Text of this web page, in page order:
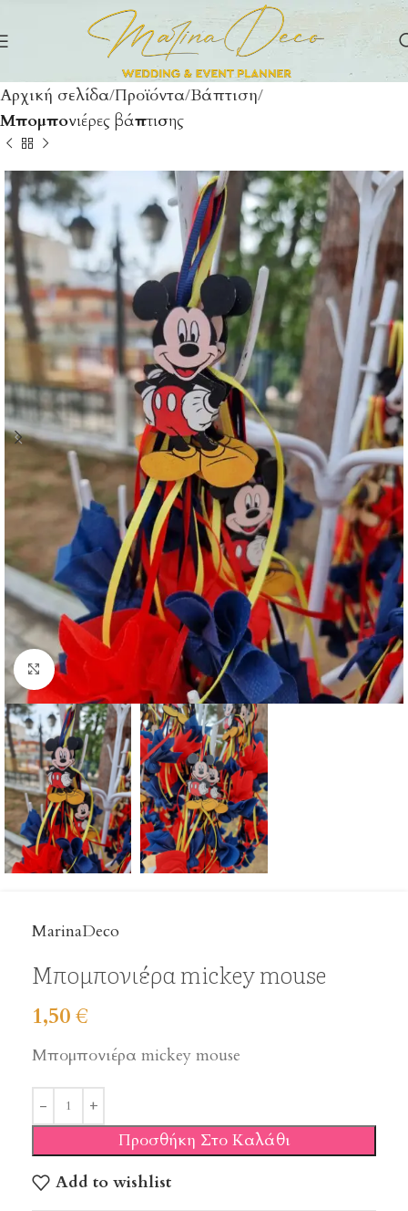
Αρχική σελίδα Προϊόντα Βάπτιση
Μπομπονιέρες βάπτισης
Click to enlarge
MarinaDeco
Μπομπονιέρα mickey mouse
1,50€
Μπομπονιέρα mickey mouse
Προσθήκη Στο Καλάθι
Add to wishlist